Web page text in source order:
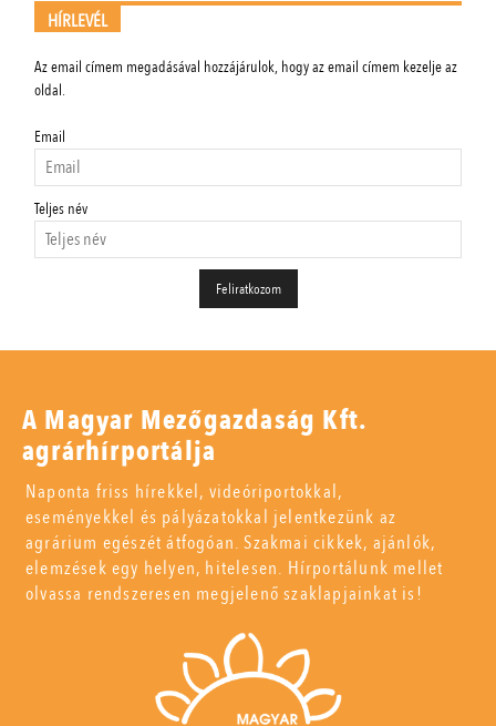
HÍRLEVÉL
Az email címem megadásával hozzájárulok, hogy az email címem kezelje az
oldal.
Email
Teljes név
A Magyar Mezőgazdaság Kft.
agrárhírportálja
Naponta friss hírekkel, videóriportokkal,
eseményekkel és pályázatokkal jelentkezünk az
agrárium egészét átfogóan. Szakmai cikkek, ajánlók,
elemzések egy helyen, hitelesen. Hírportálunk mellet
olvassa rendszeresen megjelenő szaklapjainkat is!